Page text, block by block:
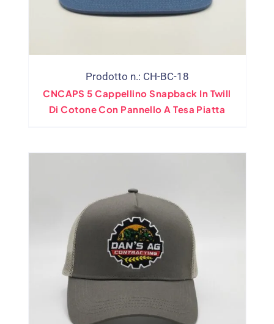
Prodotto n.: CH-BC-18
CNCAPS 5 Cappellino Snapback In Twill
Di Cotone Con Pannello A Tesa Piatta